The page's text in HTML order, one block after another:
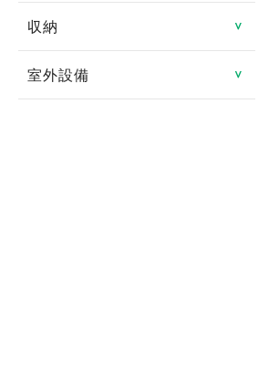
高齢者向け
光ファイバー
24時間緊急対応
管理人あり
エアコン
1階
ＩＨクッキングヒータ
コンロ2口以上
室内洗濯機置き場
収納 ＞
トランクルーム
室外設備 ＞